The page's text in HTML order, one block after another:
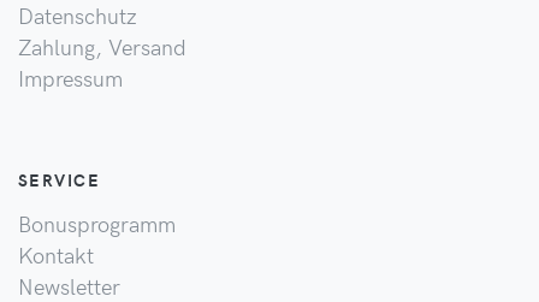
Datenschutz
Zahlung, Versand
Impressum
SERVICE
Bonusprogramm
Kontakt
Newsletter